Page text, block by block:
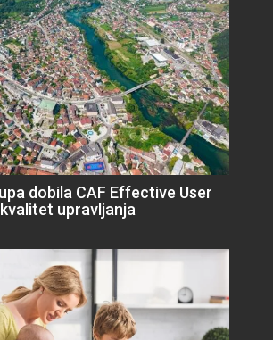
dobila CAF Effective User
upravljanja